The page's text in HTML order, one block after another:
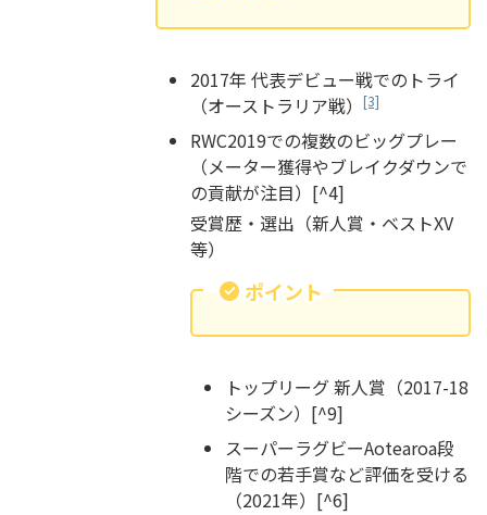
2017年 代表デビュー戦でのトライ
（オーストラリア戦）
[3]
RWC2019での複数のビッグプレー
（メーター獲得やブレイクダウンで
の貢献が注目）[^4]
受賞歴・選出（新人賞・ベストXV
等）
ポイント
トップリーグ 新人賞（2017-18
シーズン）[^9]
スーパーラグビーAotearoa段
階での若手賞など評価を受ける
（2021年）[^6]